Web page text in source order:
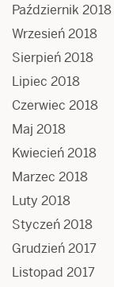
Październik 2018
Wrzesień 2018
Sierpień 2018
Lipiec 2018
Czerwiec 2018
Maj 2018
Kwiecień 2018
Marzec 2018
Luty 2018
Styczeń 2018
Grudzień 2017
Listopad 2017